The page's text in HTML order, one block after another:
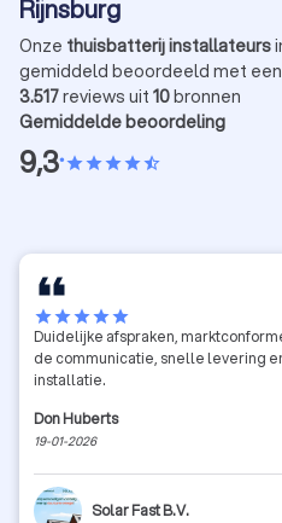
Rijnsburg
Onze thuisbatterij installateurs
gemiddeld beoordeeld met een
3.517reviews uit 10bronnen
Gemiddelde beoordeling
9,3•starstarstarstarstar_half
starstarstarstarstar
Duidelijke afspraken,
de communicatie, snelle levering
installatie.
Don Huberts
19-01-2026
Solar Fast B.V.